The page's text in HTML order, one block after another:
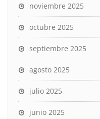
noviembre 2025
octubre 2025
septiembre 2025
agosto 2025
julio 2025
junio 2025